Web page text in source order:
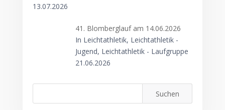
13.07.2026
41. Blomberglauf am 14.06.2026
In Leichtathletik, Leichtathletik -
Jugend, Leichtathletik - Laufgruppe
21.06.2026